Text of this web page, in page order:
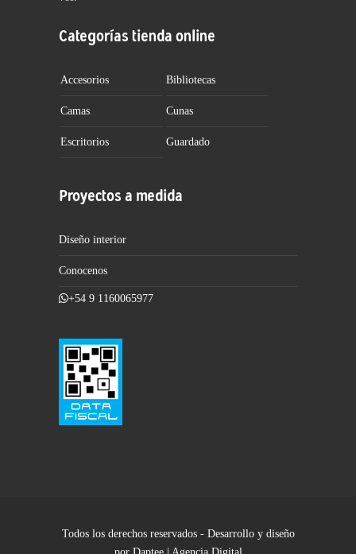
Categorías tienda online
Accesorios Bibliotecas
Camas Cunas
Escritorios Guardado
Proyectos a medida
Diseño interior
Conocenos
+54 9 1160065977
Todos los derechos reservados - Desarrollo y diseño